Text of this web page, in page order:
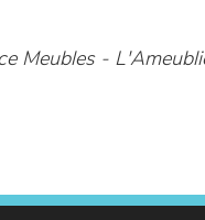
Meubles -